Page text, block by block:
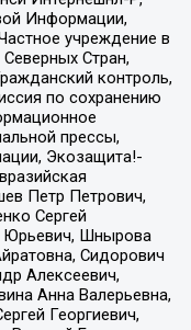
Информации,
учреждение в
Стран,
контроль,
по сохранению
прессы,
Экозащита!-
Петр Петрович,
Сергей
Юрьевич, Шнырова
Сидорович
Алексеевич,
Анна Валерьевна,
Георгиевич,